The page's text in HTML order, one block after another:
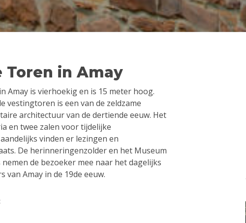
Toren in Amay
Amay is vierhoekig en is 15 meter hoog.
vestingtoren is een van de zeldzame
architectuur van de dertiende eeuw. Het
en twee zalen voor tijdelijke
vinden er lezingen en
De herinneringenzolder en het Museum
de bezoeker mee naar het dagelijks
van Amay in de 19de eeuw.